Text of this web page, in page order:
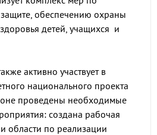
обеспечению охраны
детей, учащихся и
активно участвует в
национального проекта
проведены необходимые
создана рабочая
области по реализации